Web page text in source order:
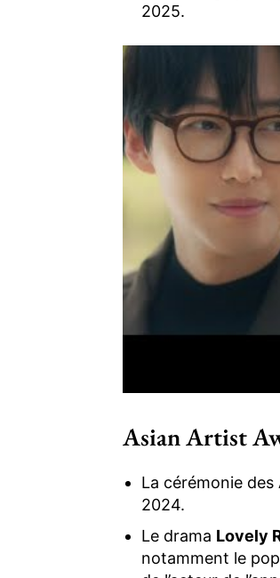
2025.
Asian Artist
La cérémonie
2024.
Le drama Lovely
notamment le